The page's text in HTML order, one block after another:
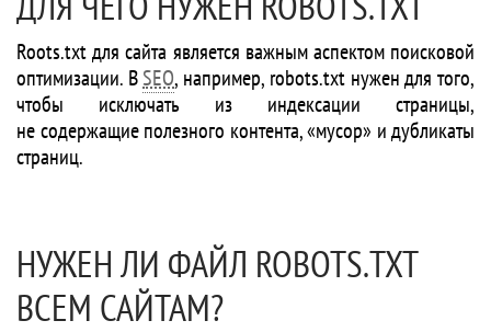
Roots.txt для сайта является важным аспектом поисковой
оптимизации. ВSEO, например, robots.txt нужен для того,
чтобы исключать из индексации страницы,
не содержащие полезного контента, «мусор» и дубликаты
страниц.
НУЖЕН ЛИ ФАЙЛ ROBOTS.TXT
ВСЕМ САЙТАМ?